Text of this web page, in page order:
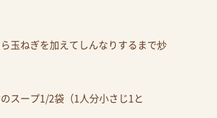
玉ねぎを加えてしんなりするまで炒
スープ1/2袋（1人分小さじ1と